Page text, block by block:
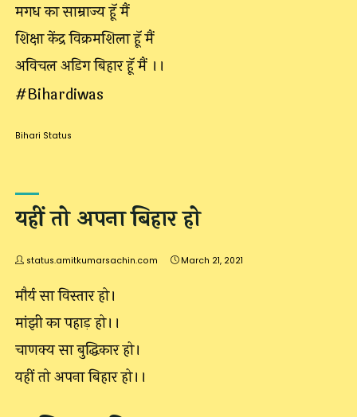
मगध का साम्राज्य हूॅ मैं
शिक्षा केंद्र विक्रमशिला हूॅ मैं
अविचल अडिग बिहार हूॅ मैं ।।
#Bihardiwas
Bihari Status
यहीं तो अपना बिहार हो
status.amitkumarsachin.com March 21, 2021
मौर्य सा विस्तार हो।
मांझी का पहाड़ हो।।
चाणक्य सा बुद्धिकार हो।
यहीं तो अपना बिहार हो।।